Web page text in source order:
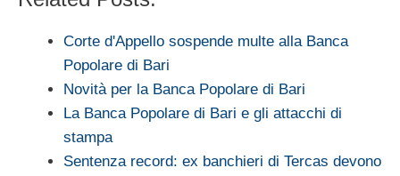
Corte d'Appello sospende multe alla Banca
Popolare di Bari
Novità per la Banca Popolare di Bari
La Banca Popolare di Bari e gli attacchi di
stampa
Sentenza record: ex banchieri di Tercas devono